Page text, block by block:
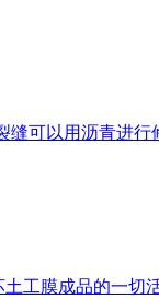
可以用沥青进行
工膜成品的一切活